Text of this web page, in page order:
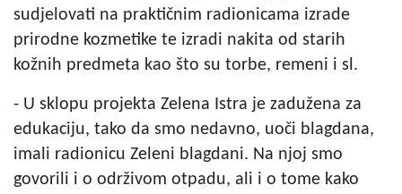
sudjelovati na praktičnim radionicama izrade
prirodne kozmetike te izradi nakita od starih
kožnih predmeta kao što su torbe, remeni i sl.
- U sklopu projekta Zelena Istra je zadužena za
edukaciju, tako da smo nedavno, uoči blagdana,
imali radionicu Zeleni blagdani. Na njoj smo
govorili i o održivom otpadu, ali i o tome kako